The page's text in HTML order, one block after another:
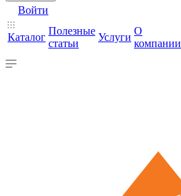
Войти
Каталог
Полезные
статьи
Услуги
О
компании